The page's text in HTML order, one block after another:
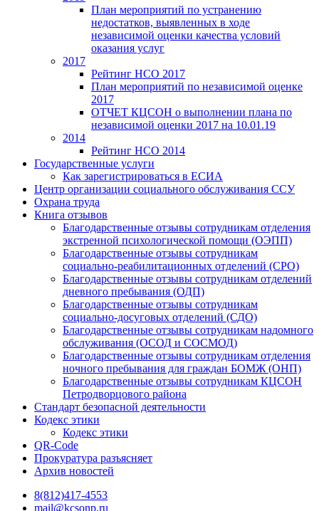
План мероприятий по устранению
недостатков, выявленных в ходе
независимой оценки качества условий
оказания услуг
2017
Рейтинг НСО 2017
План мероприятий по независимой оценке
2017
ОТЧЕТ КЦСОН о выполнении плана по
независимой оценки 2017 на 10.01.19
2014
Рейтинг НСО 2014
Государственные услуги
Как зарегистрироваться в ЕСИА
Центр организации социального обслуживания ССУ
Охрана труда
Книга отзывов
Благодарственные отзывы сотрудникам отделения
экстренной психологической помощи (ОЭПП)
Благодарственные отзывы сотрудникам
социально-реабилитационных отделений (СРО)
Благодарственные отзывы сотрудникам отделений
дневного пребывания (ОДП)
Благодарственные отзывы сотрудникам
социально-досуговых отделений (СДО)
Благодарственные отзывы сотрудникам надомного
обслуживания (ОСОД и СОСМОД)
Благодарственные отзывы сотрудникам отделения
ночного пребывания для граждан БОМЖ (ОНП)
Благодарственные отзывы сотрудникам КЦСОН
Петродворцового района
Стандарт безопасной деятельности
Кодекс этики
Кодекс этики
QR-Code
Прокуратура разъясняет
Архив новостей
8(812)417-4553
mail@kcsonp.ru